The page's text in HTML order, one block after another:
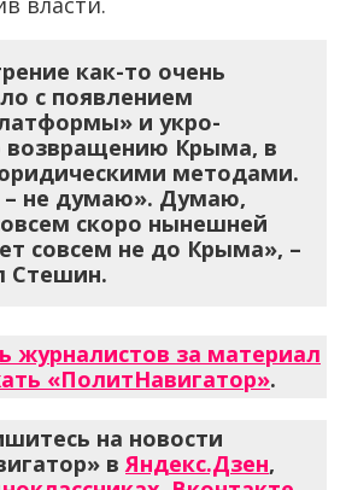
и укро-
методами.
не думаю». Думаю,
скоро нынешней
совсем не до Крыма», –
Стешин.
журналистов за материал
«ПолитНавигатор».
вЯндекс.Дзен,
,Вконтакте,
MaxиYouTube.
новости